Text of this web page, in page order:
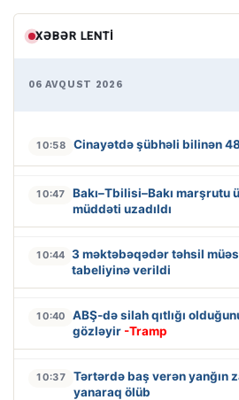
XƏBƏR LENTI
06 AVQUST 2026
10:58 Cinayətdə şübhəli bilinən
10:47
Bakı–Tbilisi–Bakı marşrutu
müddəti uzadıldı
10:44 3 məktəbəqədər təhsil
tabeliyinə verildi
10:40
ABŞ-də silah qıtlığı
gözləyir -Tramp
10:37
Tərtərdə baş verən yanğın
yanaraq ölüb